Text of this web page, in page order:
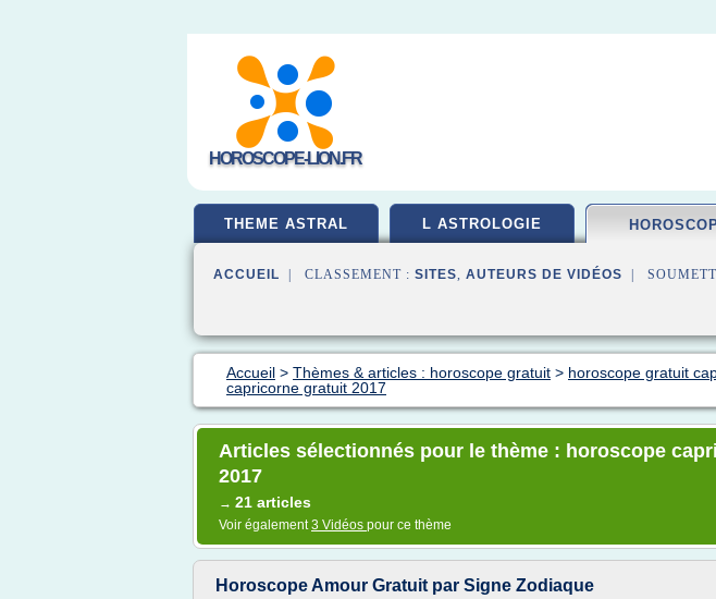
HOROSCOPE-LION.FR
THEME ASTRAL L ASTROLOGIE
ACCUEIL | CLASSEMENT : SITES, AUTEURS DE VIDÉOS |
Accueil > Thèmes & articles : horoscope gratuit > horoscope gratuit
capricorne gratuit 2017
Articles sélectionnés pour le thème : horoscope
2017
→ 21 articles
Voir également3 Vidéos pour ce thème
Horoscope Amour Gratuit par Signe Zodiaque